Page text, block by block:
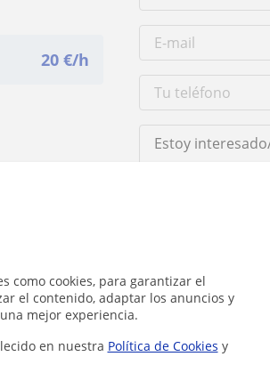
como cookies, para garantizar el
el contenido, adaptar los anuncios y
mejor experiencia.
en nuestra Política de Cookies y
20 €/h